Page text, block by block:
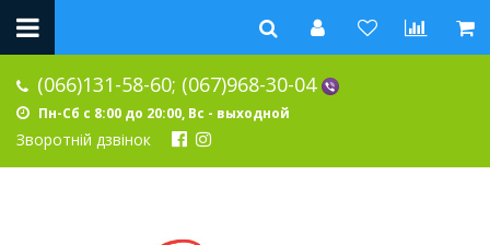
(066)131-58-60; (067)968-30-04
Пн-Сб с 8:00 до 20:00, Вс - выходной
Зворотній дзвінок